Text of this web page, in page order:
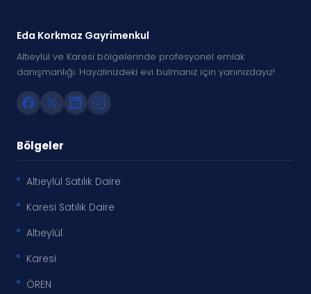
Eda Korkmaz Gayrimenkul
Altıeylül ve Karesi bölgelerinde profesyonel emlak
danışmanlığı. Hayalinizdeki evi bulmanız için yanınızdayız!
Bölgeler
Altıeylül Satılık Daire
Karesi Satılık Daire
Altıeylül
Karesi
ÖREN